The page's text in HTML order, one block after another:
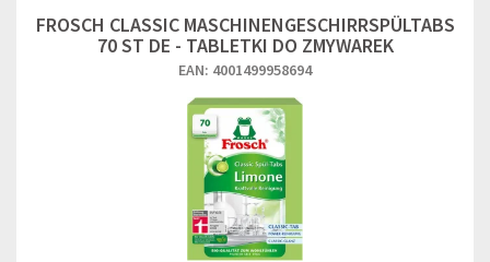
FROSCH CLASSIC MASCHINENGESCHIRRSPÜLTABS
70 ST DE - TABLETKI DO ZMYWAREK
EAN: 4001499958694